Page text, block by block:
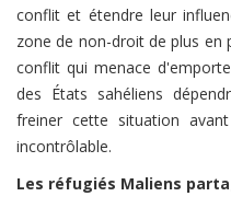
conflit et étendre leur
zone de non-droit de plus en
conflit qui menace
des États sahéliens
freiner cette situation
incontrôlable.
Les réfugiés Maliens